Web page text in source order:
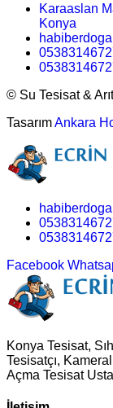
Karaaslan
Konya
© Su Tesisat &
TasarımAnkara
Facebook
Konya Tesisat,
Tesisatçı,
Açma Tesisat